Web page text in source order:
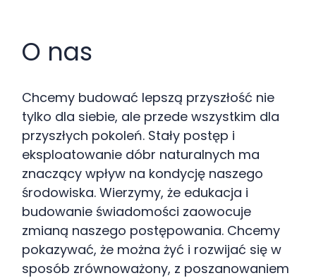
O nas
Chcemy budować lepszą przyszłość nie
tylko dla siebie, ale przede wszystkim dla
przyszłych pokoleń. Stały postęp i
eksploatowanie dóbr naturalnych ma
znaczący wpływ na kondycję naszego
środowiska. Wierzymy, że edukacja i
budowanie świadomości zaowocuje
zmianą naszego postępowania. Chcemy
pokazywać, że można żyć i rozwijać się w
sposób zrównoważony, z poszanowaniem